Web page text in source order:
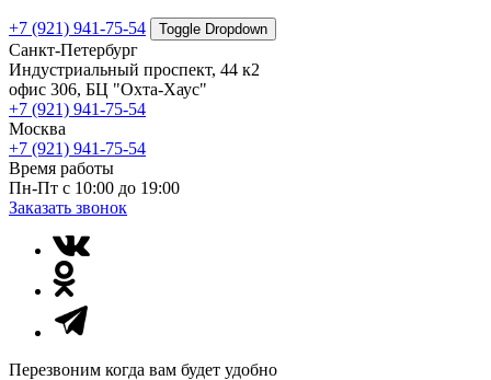
+7 (921) 941-75-54 Toggle Dropdown
Санкт-Петербург
Индустриальный проспект, 44 к2
офис 306, БЦ "Охта-Хаус"
+7 (921) 941-75-54
Москва
+7 (921) 941-75-54
Время работы
Пн-Пт с 10:00 до 19:00
Заказать звонок
Перезвоним когда вам будет удобно